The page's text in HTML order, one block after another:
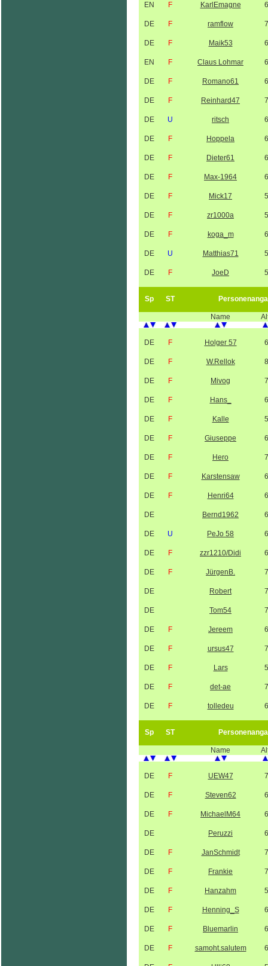
EN F KarlEmagne
DE F ramflow
DE F Maik53
EN F Claus Lohmar
DE F Romano61
DE F Reinhard47
DE U ritsch
DE F Hoppela
DE F Dieter61
DE F Max-1964
DE F Mick17
DE F zr1000a
DE F koga_m
DE U Matthias71
DE F JoeD
Sp ST
Name
DE F Holger 57
DE F W.Rellok
DE F Mivog
DE F Hans_
DE F Kalle
DE F Giuseppe
DE F Hero
DE F Karstensaw
DE F Henri64
DE Bernd1962
DE U PeJo 58
DE F zzr1210/Didi
DE F JürgenB.
DE Robert
DE Tom54
DE F Jereem
DE F ursus47
DE F Lars
DE F det-ae
DE F tolledeu
Sp ST
Name
DE F UEW47
DE F Steven62
DE F MichaelM64
DE Peruzzi
DE F JanSchmidt
DE F Frankie
DE F Hanzahm
DE F Henning_S
DE F Bluemarlin
DE F samoht.salutem